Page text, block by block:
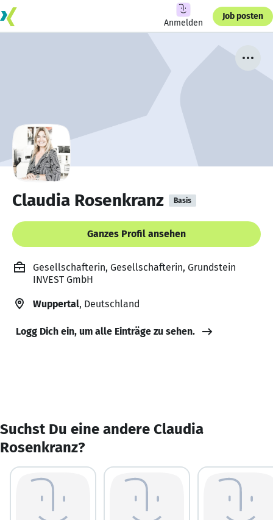
Anmelden
Job posten
Claudia Rosenkranz Basis
Ganzes Profil ansehen
Gesellschafterin, Gesellschafterin, Grundstein
INVEST GmbH
Wuppertal, Deutschland
Logg Dich ein, um alle Einträge zu sehen.
Suchst Du eine andere Claudia
Rosenkranz?